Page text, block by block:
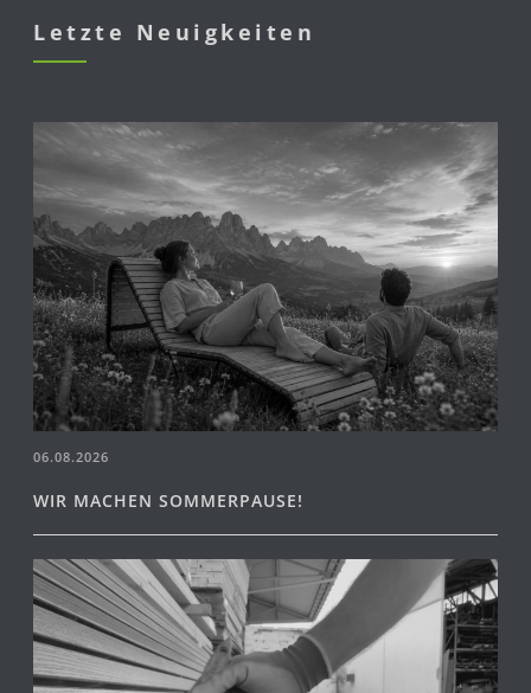
Letzte Neuigkeiten
06.08.2026
WIR MACHEN SOMMERPAUSE!